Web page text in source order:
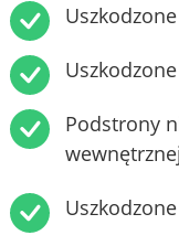
Podstrony
wewnętrznej